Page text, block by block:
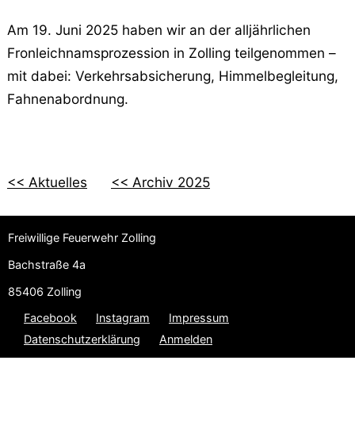
Am 19. Juni 2025 haben wir an der alljährlichen
Fronleichnamsprozession in Zolling teilgenommen –
mit dabei: Verkehrsabsicherung, Himmelbegleitung,
Fahnenabordnung.
<< Aktuelles << Archiv 2025
Freiwillige Feuerwehr Zolling
Bachstraße 4a
85406 Zolling
Facebook
Instagram
Impressum
Datenschutzerklärung
Anmelden